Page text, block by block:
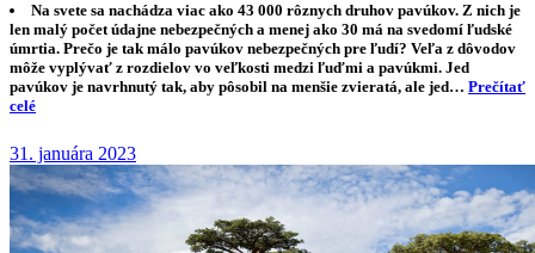
Na svete sa nachádza viac ako 43 000 rôznych druhov pavúkov. Z nich je
len malý počet údajne nebezpečných a menej ako 30 má na svedomí ľudské
úmrtia. Prečo je tak málo pavúkov nebezpečných pre ľudí? Veľa z dôvodov
môže vyplývať z rozdielov vo veľkosti medzi ľuďmi a pavúkmi. Jed
pavúkov je navrhnutý tak, aby pôsobil na menšie zvieratá, ale jed… Prečítať
celé
31. januára 2023